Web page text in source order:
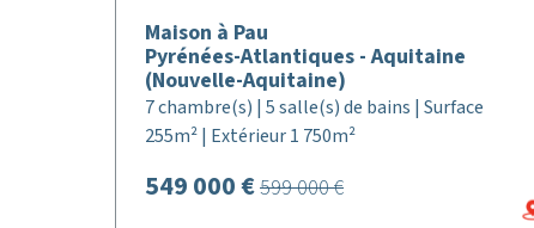
Maison à Pau
Pyrénées-Atlantiques - Aquitaine
(Nouvelle-Aquitaine)
7 chambre(s) | 5 salle(s) de bains | Surface
255m² | Extérieur 1 750m²
549 000 €599 000 €